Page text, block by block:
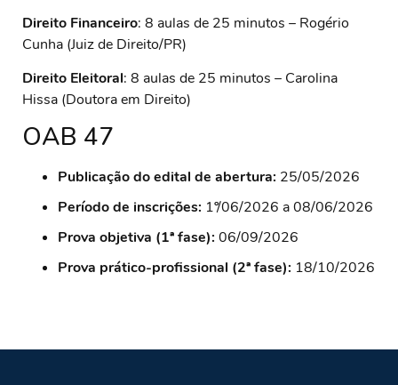
Direito Financeiro: 8 aulas de 25 minutos – Rogério
Cunha (Juiz de Direito/PR)
Direito Eleitoral: 8 aulas de 25 minutos – Carolina
Hissa (Doutora em Direito)
OAB 47
Publicação do edital de abertura: 25/05/2026
Período de inscrições: 1º/06/2026 a 08/06/2026
Prova objetiva (1ª fase): 06/09/2026
Prova prático-profissional (2ª fase): 18/10/2026